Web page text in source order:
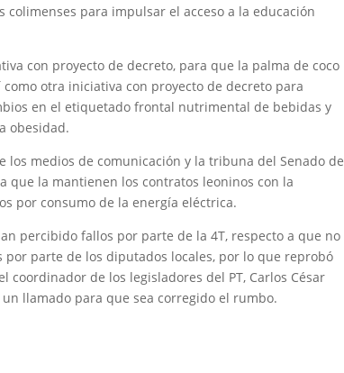
para impulsar el acceso a la educación
con proyecto de decreto, para que la palma de coco
otra iniciativa con proyecto de decreto para
en el etiquetado frontal nutrimental de bebidas y
obesidad.
los medios de comunicación y la tribuna del Senado de
que la mantienen los contratos leoninos con la
por consumo de la energía eléctrica.
percibido fallos por parte de la 4T, respecto a que no
parte de los diputados locales, por lo que reprobó
de los legisladores del PT, Carlos César
llamado para que sea corregido el rumbo.